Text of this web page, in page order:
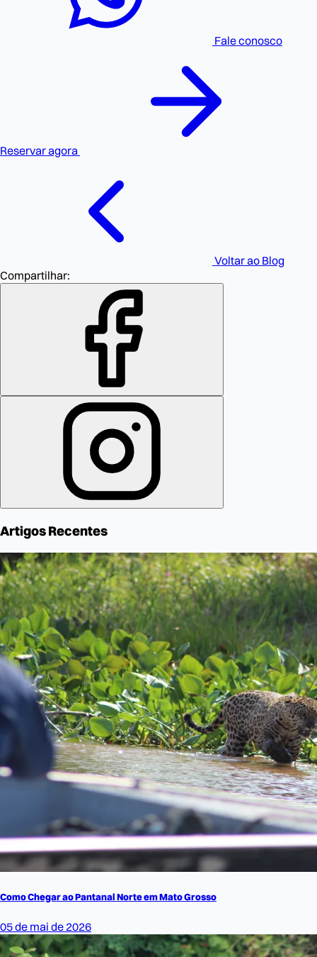
Fale conosco
Reservar agora
Voltar ao Blog
Compartilhar:
Artigos Recentes
Como Chegar ao Pantanal Norte em Mato Grosso
05 de mai de 2026